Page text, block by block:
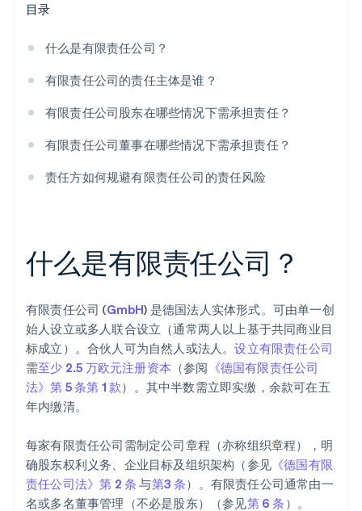
目录
什么是有限责任公司？
有限责任公司的责任主体是谁？
有限责任公司股东在哪些情况下需承担责任？
有限责任公司董事在哪些情况下需承担责任？
责任方如何规避有限责任公司的责任风险
什么是有限责任公司？
有限责任公司 (GmbH) 是德国法人实体形式。可由单一创
始人设立或多人联合设立（通常两人以上基于共同商业目
标成立）。合伙人可为自然人或法人。设立有限责任公司
需至少 2.5 万欧元注册资本 （参阅 《德国有限责任公司
法》第 5 条第 1 款）。其中半数需立即实缴，余款可在五
年内缴清。
每家有限责任公司需制定公司章程（亦称组织章程），明
确股东权利义务、企业目标及组织架构（参见 《德国有限
责任公司法》第 2 条 与第3 条）。有限责任公司通常由一
名或多名董事管理（不必是股东）（参见第 6 条 ）。